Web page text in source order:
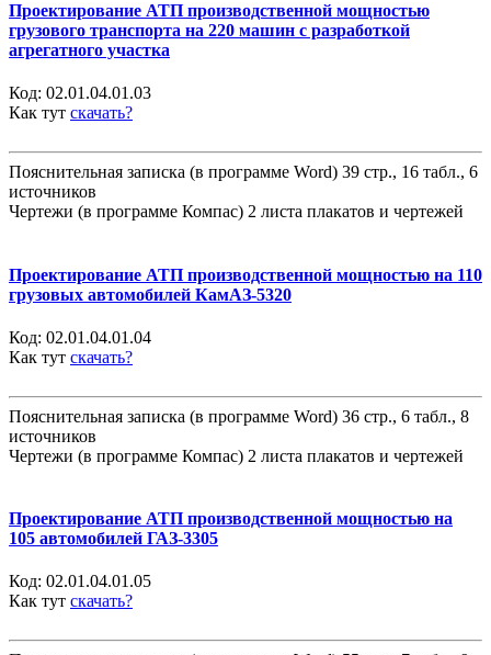
Проектирование АТП производственной мощностью
грузового транспорта на 220 машин с разработкой
агрегатного участка
Код: 02.01.04.01.03
Как тут скачать?
Пояснительная записка (в программе Word) 39 стр., 16 табл., 6
источников
Чертежи (в программе Компас) 2 листа плакатов и чертежей
Проектирование АТП производственной мощностью на 110
грузовых автомобилей КамАЗ-5320
Код: 02.01.04.01.04
Как тут скачать?
Пояснительная записка (в программе Word) 36 стр., 6 табл., 8
источников
Чертежи (в программе Компас) 2 листа плакатов и чертежей
Проектирование АТП производственной мощностью на
105 автомобилей ГАЗ-3305
Код: 02.01.04.01.05
Как тут скачать?